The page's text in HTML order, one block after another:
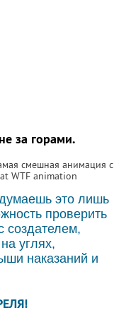
за горами.
это лишь
проверить
создателем,
углях,
наказаний и